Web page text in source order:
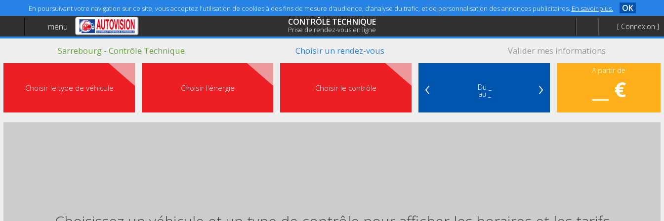
En poursuivant votre navigation sur ce site, vous acceptez l'utilisation de cookies à des fins de mesure d'audience, d'analyse du trafic, et de personnalisation des annonces publicitaires. En savoir plus. OK
menu CONTRÔLE TECHNIQUE
Prise de rendez-vous en ligne [ Connexion ]
Sarrebourg - Contrôle Technique Choisir un rendez-vous Valider mes informations
Choisir le type de véhicule Choisir l'énergie Choisir le contrôle ‹ Du _
au _ ›
A partir de
__ €